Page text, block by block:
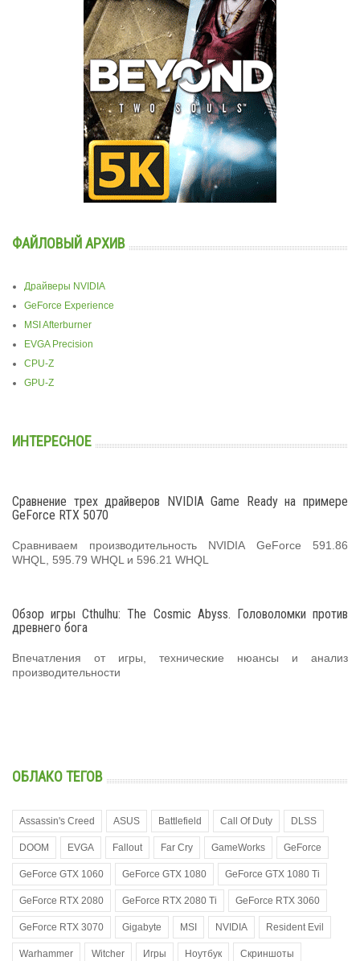
ФАЙЛОВЫЙ АРХИВ
Драйверы NVIDIA
GeForce Experience
MSI Afterburner
EVGA Precision
CPU-Z
GPU-Z
ИНТЕРЕСНОЕ
Сравнение трех драйверов NVIDIA Game Ready на примере
GeForce RTX 5070
Сравниваем производительность NVIDIA GeForce 591.86
WHQL, 595.79 WHQL и 596.21 WHQL
Обзор игры Cthulhu: The Cosmic Abyss. Головоломки против
древнего бога
Впечатления от игры, технические нюансы и анализ
производительности
ОБЛАКО ТЕГОВ
Assassin's Creed ASUS Battlefield Call Of Duty DLSS
DOOM EVGA Fallout Far Cry GameWorks GeForce
GeForce GTX 1060 GeForce GTX 1080 GeForce GTX 1080 Ti
GeForce RTX 2080 GeForce RTX 2080 Ti GeForce RTX 3060
GeForce RTX 3070 Gigabyte MSI NVIDIA Resident Evil
Warhammer Witcher Игры Ноутбук Скриншоты